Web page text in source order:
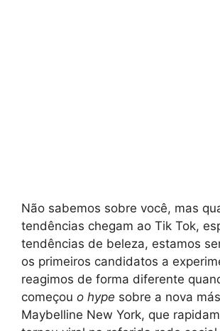
Não sabemos sobre você, mas
tendências chegam ao Tik Tok,
tendências de beleza, estamos
os primeiros candidatos a
reagimos de forma diferente
começou o hype sobre a nova
Maybelline New York, que